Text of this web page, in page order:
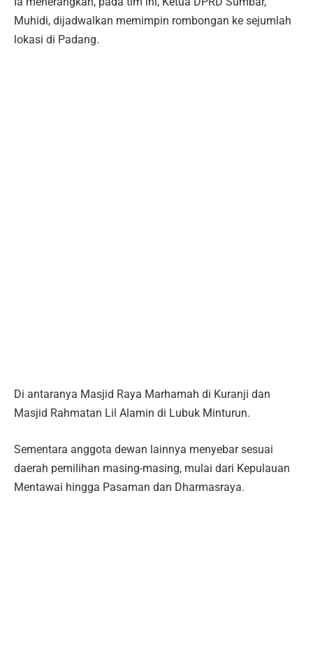
Muhidi, dijadwalkan memimpin rombongan ke sejumlah
lokasi di Padang.
Di antaranya Masjid Raya Marhamah di Kuranji dan
Masjid Rahmatan Lil Alamin di Lubuk Minturun.
Sementara anggota dewan lainnya menyebar sesuai
daerah pemilihan masing-masing, mulai dari Kepulauan
Mentawai hingga Pasaman dan Dharmasraya.